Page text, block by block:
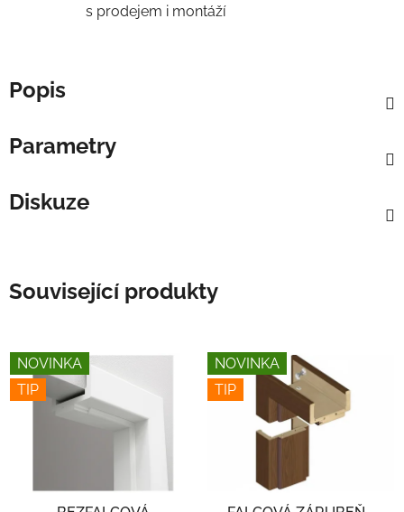
s prodejem i montáží
Popis
Parametry
Diskuze
Související produkty
NOVINKA
TIP
NOVINKA
TIP